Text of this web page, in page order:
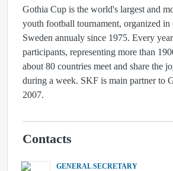
Gothia Cup is the world's largest and
youth football tournament, organized in
Sweden annualy since 1975. Every
participants, representing more than
about 80 countries meet and share the
during a week. SKF is main partner to
2007.
Contacts
GENERAL SECRETARY